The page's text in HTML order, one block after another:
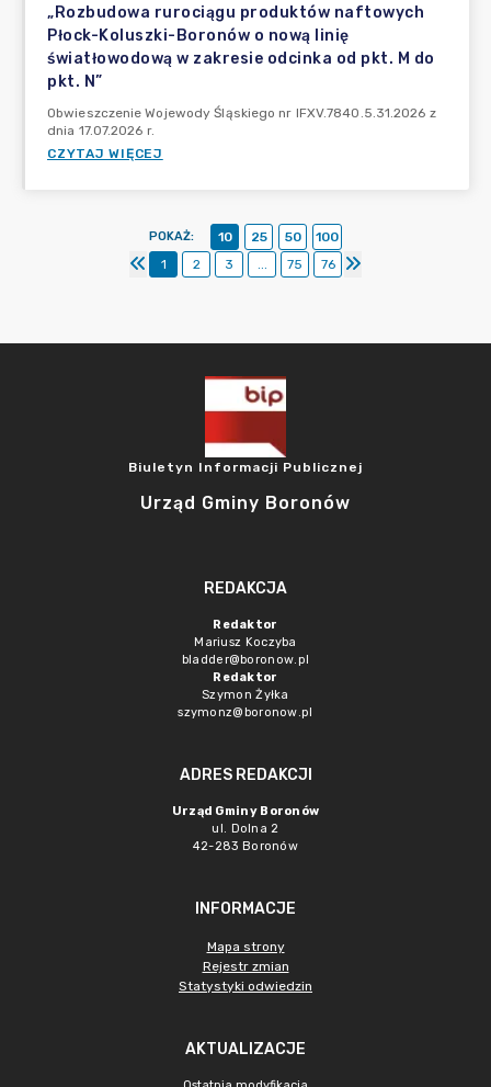
„Rozbudowa rurociągu produktów naftowych
Płock-Koluszki-Boronów o nową linię
światłowodową w zakresie odcinka od pkt. M do
pkt. N”
Obwieszczenie Wojewody Śląskiego nr IFXV.7840.5.31.2026 z
dnia 17.07.2026 r.
CZYTAJ WIĘCEJ
POKAŻ: 10 25 50
100
1
2 3 ... 75 76
Biuletyn Informacji Publicznej
Urząd Gminy Boronów
REDAKCJA
Redaktor
Mariusz Koczyba
bladder@boronow.pl
Redaktor
Szymon Żyłka
szymonz@boronow.pl
ADRES REDAKCJI
Urząd Gminy Boronów
ul. Dolna 2
42-283 Boronów
INFORMACJE
Mapa strony
Rejestr zmian
Statystyki odwiedzin
AKTUALIZACJE